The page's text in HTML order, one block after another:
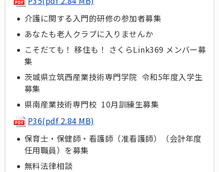
介護に関する入門的研修の参加者募集
あなたも老人クラブに入りませんか
こそだても！ 移住も！ さくらLink369 メンバー募
集
茨城県立筑西産業技術専門学院 令和5年度入学生
募集
県南産業技術専門校 10月訓練生募集
P36(pdf 2.84 MB)
保育士・保健師・看護師（准看護師）（会計年度
任用職員）を募集
無料法律相談